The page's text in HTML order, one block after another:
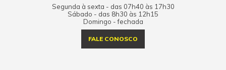
Segunda à sexta - das 07h40 às 17h30
Sábado - das 8h30 às 12h15
Domingo - fechada
FALE CONOSCO